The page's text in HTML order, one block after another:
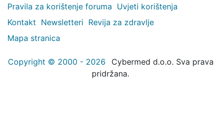
Pravila za korištenje foruma Uvjeti korištenja
Kontakt Newsletteri Revija za zdravlje
Mapa stranica
Copyright © 2000 - 2026
Cybermed d.o.o. Sva prava
pridržana.